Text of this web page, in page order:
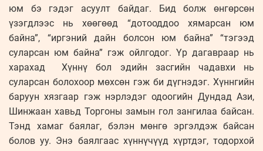
юм бэ гэдэг асуулт байдаг. Бид болж өнгөрсөн
үзэгдлээс нь хөөгөөд “дотооддоо хямарсан юм
байна”, “иргэний дайн болсон юм байна” “тэгээд
суларсан юм байна” гэж ойлгодог. Үр дагавраар нь
харахад Хүннү бол эдийн засгийн чадавхи нь
суларсан болохоор мөхсөн гэж би дүгнэдэг. Хүннгийн
баруун хязгаар гэж нэрлэдэг одоогийн Дундад Ази,
Шинжаан хавьд Торгоны замын гол зангилаа байсан.
Тэнд хамаг баялаг, бэлэн мөнгө эргэлдэж байсан
болов уу. Энэ баялгаас хүннүчүүд хүртдэг, тодорхой